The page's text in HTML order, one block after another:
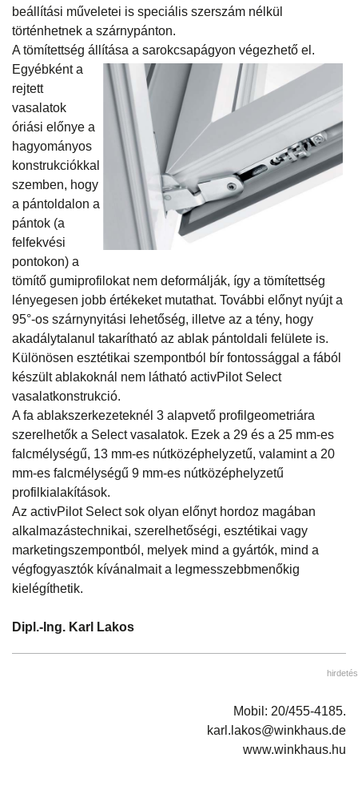
beállítási műveletei is speciális szerszám nélkül
történhetnek a szárnypánton.
A tömítettség állítása a sarokcsapágyon végezhető el.
Egyébkénta
rejtett
vasalatok
óriási előnye a
hagyományos
konstrukciókkal
szemben, hogy
a pántoldalon a
pántok (a
felfekvési
pontokon) a
tömítő gumiprofilokat nem deformálják, így a tömítettség
lényegesen jobb értékeket mutathat. További előnyt nyújt a
95°-os szárnynyitási lehetőség, illetve az a tény, hogy
akadálytalanul takarítható az ablak pántoldali felülete is.
Különösen esztétikai szempontból bír fontossággal a fából
készült ablakoknál nem látható activPilot Select
vasalatkonstrukció.
A fa ablakszerkezeteknél 3 alapvető profilgeometriára
szerelhetők a Select vasalatok. Ezek a 29 és a 25 mm-es
falcmélységű, 13 mm-es nútközéphelyzetű, valamint a 20
mm-es falcmélységű 9 mm-es nútközéphelyzetű
profilkialakítások.
Az activPilot Select sok olyan előnyt hordoz magában
alkalmazástechnikai, szerelhetőségi, esztétikai vagy
marketingszempontból, melyek mind a gyártók, mind a
végfogyasztók kívánalmait a legmesszebbmenőkig
kielégíthetik.
Dipl.-Ing. Karl Lakos
hirdetés
Mobil: 20/455-4185.
karl.lakos@winkhaus.de
www.winkhaus.hu